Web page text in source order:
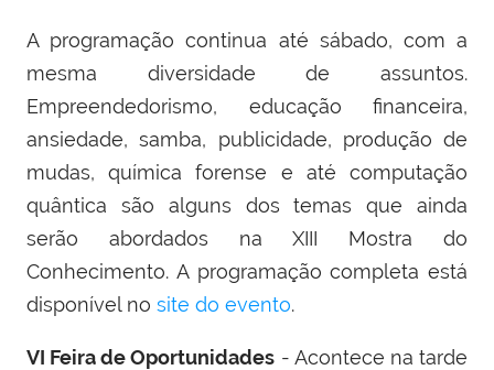
A programação continua até sábado, com a
mesma diversidade de assuntos.
Empreendedorismo, educação financeira,
ansiedade, samba, publicidade, produção de
mudas, química forense e até computação
quântica são alguns dos temas que ainda
serão abordados na XIII Mostra do
Conhecimento. A programação completa está
disponível no site do evento.
VI Feira de Oportunidades - Acontece na tarde